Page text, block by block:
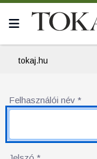
tokaj.hu
Felhasználói név *